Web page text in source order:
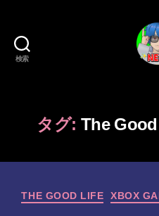
検索
タグ: The
THE GOOD LIFE XBOX